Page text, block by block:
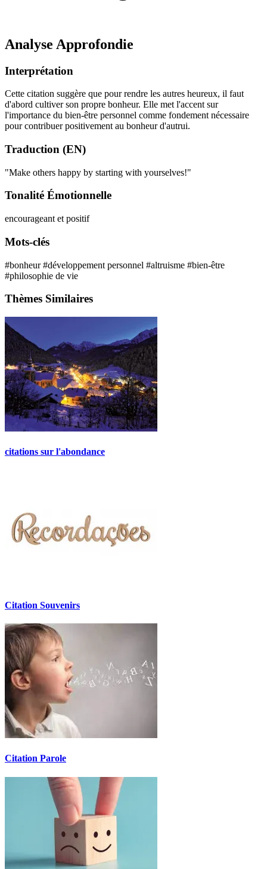
Analyse Approfondie
Interprétation
Cette citation suggère que pour rendre les autres heureux, il faut
d'abord cultiver son propre bonheur. Elle met l'accent sur
l'importance du bien-être personnel comme fondement nécessaire
pour contribuer positivement au bonheur d'autrui.
Traduction (EN)
"Make others happy by starting with yourselves!"
Tonalité Émotionnelle
encourageant et positif
Mots-clés
#bonheur#développement personnel #altruisme #bien-être
#philosophie de vie
Thèmes Similaires
citations sur l'abondance
Citation Souvenirs
Citation Parole